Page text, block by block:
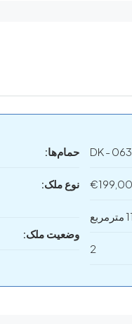
DK - 063
2
حمام‌ها:
نوع ملک:
وضعیت ملک: